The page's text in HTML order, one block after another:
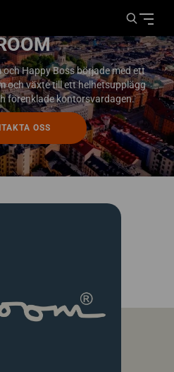
Happy Boss började med ett
och växte till ett helhetsupplägg
förenklade kontorsvardagen.
OSS